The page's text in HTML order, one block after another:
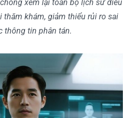
xem lại toàn bộ lịch sử điều
khám, giảm thiểu rủi ro sai
thông tin phân tán.